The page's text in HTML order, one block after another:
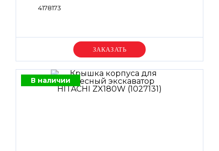
4178173
Уточняйте цену
В наличии